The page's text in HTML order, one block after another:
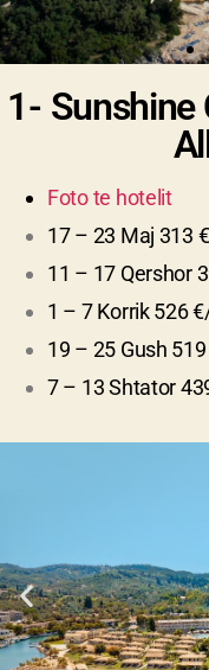
1- Sunshine
Foto te hotelit
17 – 23 Maj 313
11 – 17 Qershor
1 – 7 Korrik 526
19 – 25 Gush
7 – 13 Shtator